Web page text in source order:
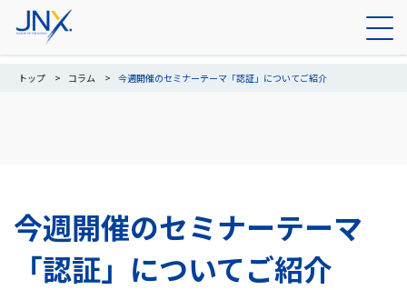
トップ コラム 今週開催のセミナーテーマ「認証」についてご紹介
今週開催のセミナーテーマ
「認証」についてご紹介